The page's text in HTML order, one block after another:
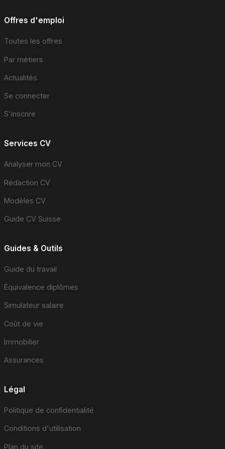
Offres d'emploi
Toutes les offres
Par métiers
Actualités
Se connecter
S'inscrire
Services CV
Analyser mon CV
Rédaction CV
Modèles CV
Guide CV Suisse
Guides & Outils
Guide du travail
Équivalence diplômes
Simulateur salaire
Coût de vie
Immobilier
Assurances
Légal
Politique de confidentialité
Conditions d'utilisation
Plan du site